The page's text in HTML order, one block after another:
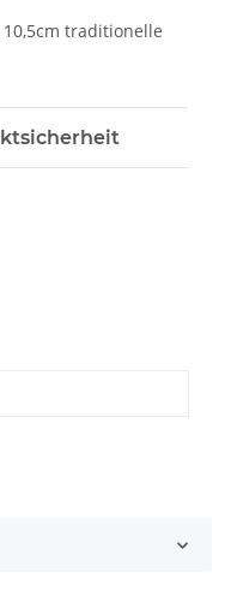
traditionelle